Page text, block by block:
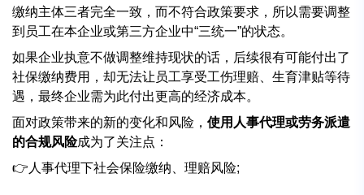
缴纳主体三者完全一致，而不符合政策要求，所以需要调整
到员工在本企业或第三方企业中“三统一”的状态。
如果企业执意不做调整维持现状的话，后续很有可能付出了
社保缴纳费用，却无法让员工享受工伤理赔、生育津贴等待
遇，最终企业需为此付出更高的经济成本。
面对政策带来的新的变化和风险， 使用人事代理或劳务派遣
的合规风险成为了关注点：
👉 人事代理下社会保险缴纳、理赔风险;